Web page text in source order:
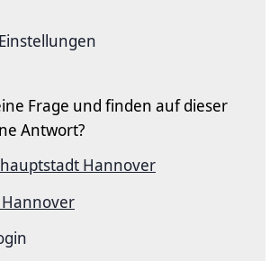
Frage und finden auf dieser
Antwort?
Hannover